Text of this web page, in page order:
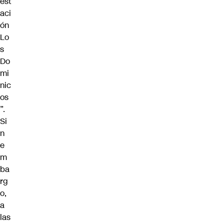
aci
ón
Lo
s
Do
mi
nic
os
”.
Si
n
e
m
ba
rg
o,
a
las